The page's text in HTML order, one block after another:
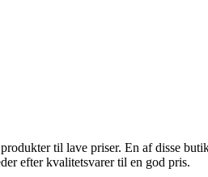
til lave priser. En af disse
efter kvalitetsvarer til en god pris.